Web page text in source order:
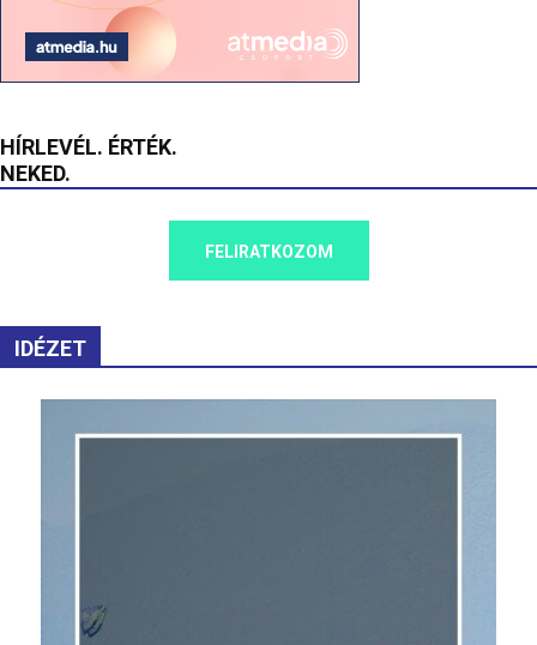
HÍRLEVÉL. ÉRTÉK.
NEKED.
FELIRATKOZOM
IDÉZET